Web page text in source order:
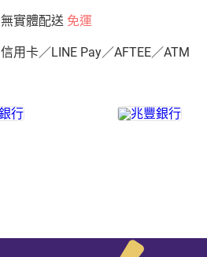
無實體配送 免運
信用卡／LINE Pay／AFTEE／ATM